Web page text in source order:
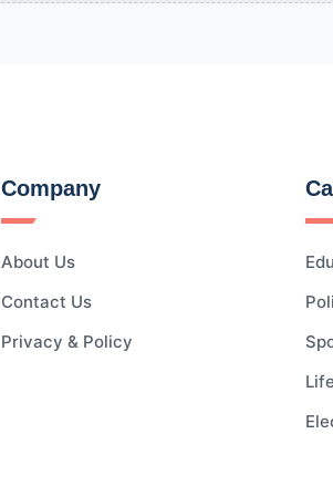
Company
About Us
Contact Us
Privacy & Policy